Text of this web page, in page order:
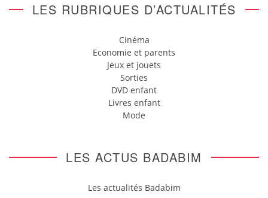
LES RUBRIQUES D’ACTUALITÉS
Cinéma
Economie et parents
Jeux et jouets
Sorties
DVD enfant
Livres enfant
Mode
LES ACTUS BADABIM
Les actualités Badabim